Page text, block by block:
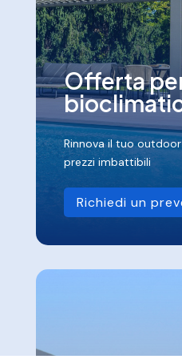
Offerta
Rinnova il tuo
prezzi imbattibili
Richiedi un